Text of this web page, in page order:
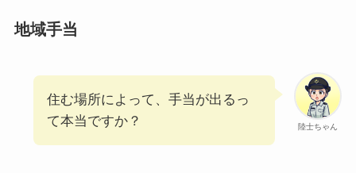
地域手当
陸士ちゃん
住む場所によって、手当が出るっ
て本当ですか？